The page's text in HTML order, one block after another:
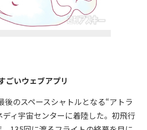
ごいウェブアプリ
のスペースシャトルとなる“アトラ
ディ宇宙センターに着陸した。初飛行